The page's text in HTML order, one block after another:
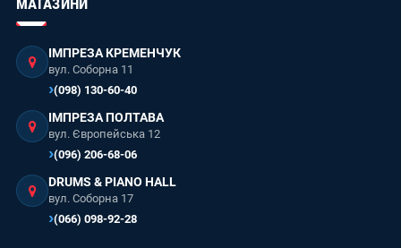
МАГАЗИНИ
ІМПРЕЗА КРЕМЕНЧУК
вул. Соборна 11
(098) 130-60-40
ІМПРЕЗА ПОЛТАВА
вул. Європейська 12
(096) 206-68-06
DRUMS & PIANO HALL
вул. Соборна 17
(066) 098-92-28